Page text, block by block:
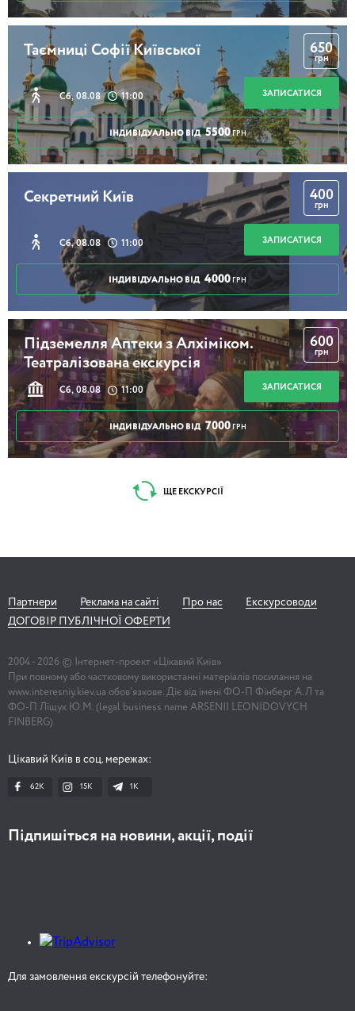
Таємниці Софії Київської
Сб, 08.08 11:00
650
грн
ЗАПИСАТИСЯ
ІНДИВІДУАЛЬНО ВІД 5500 ГРН
Секретний Київ
Сб, 08.08 11:00
400
грн
ЗАПИСАТИСЯ
ІНДИВІДУАЛЬНО ВІД 4000 ГРН
Підземелля Аптеки з Алхіміком.
Театралізована екскурсія
Сб, 08.08 11:00
600
грн
ЗАПИСАТИСЯ
ІНДИВІДУАЛЬНО ВІД 7000 ГРН
ЩЕ ЕКСКУРСІЇ
Партнери Реклама на сайті Про нас
Екскурсоводи
ДОГОВІР ПУБЛІЧНОЇ ОФЕРТИ
2004 - 2026 © Інтернет-проект «Цікавий Київ»
При повному або частковому використанні матеріалів посилання на
www.interesniy.kiev.ua обов'язкове. Діє від імені ФО-П Фінберг А.Л та
ФО-П Ліщук Ю.М. (legal business name ARSENII LEONIDOVYCH
FINBERG)
Цікавий Київ в соц. мережах:
62K 15K 1К
Підпишіться на новини, акції, події
Для замовлення екскурсій телефонуйте: